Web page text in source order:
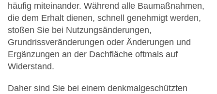
häufig miteinander. Während alle Baumaßnahmen,
die dem Erhalt dienen, schnell genehmigt werden,
stoßen Sie bei Nutzungsänderungen,
Grundrissveränderungen oder Änderungen und
Ergänzungen an der Dachfläche oftmals auf
Widerstand.
Daher sind Sie bei einem denkmalgeschützten